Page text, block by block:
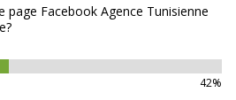
page Facebook Agence Tunisienne
42%